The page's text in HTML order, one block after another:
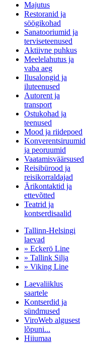
Majutus
Restoranid ja
söögikohad
Sanatooriumid ja
terviseteenused
Aktiivne puhkus
Meelelahutus ja
vaba aeg
Ilusalongid ja
iluteenused
Autorent ja
transport
Ostukohad ja
teenused
Mood ja riidepoed
Konverentsiruumid
ja peoruumid
Vaatamisväärsused
Reisibürood ja
reisikorraldajad
Ärikontaktid ja
ettevõtted
Teatrid ja
kontserdisaalid
Tallinn-Helsingi
laevad
» Eckerö Line
» Tallink Silja
» Viking Line
Laevaliiklus
saartele
Kontserdid ja
sündmused
ViroWeb algusest
lõpuni...
Hiiumaa